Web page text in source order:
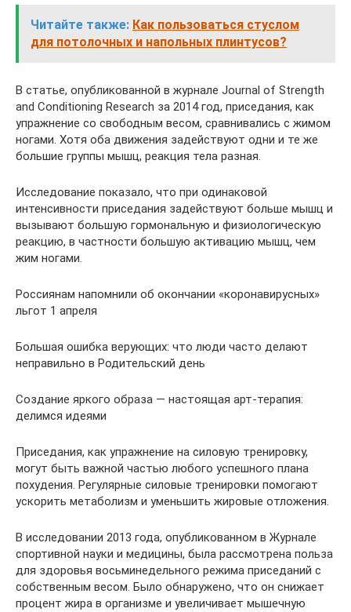
Читайте также: Как пользоваться стуслом
для потолочных и напольных плинтусов?
В статье, опубликованной в журнале Journal of Strength
and Conditioning Research за 2014 год, приседания, как
упражнение со свободным весом, сравнивались с жимом
ногами. Хотя оба движения задействуют одни и те же
большие группы мышц, реакция тела разная.
Исследование показало, что при одинаковой
интенсивности приседания задействуют больше мышц и
вызывают большую гормональную и физиологическую
реакцию, в частности большую активацию мышц, чем
жим ногами.
Россиянам напомнили об окончании «коронавирусных»
льгот 1 апреля
Большая ошибка верующих: что люди часто делают
неправильно в Родительский день
Создание яркого образа — настоящая арт-терапия:
делимся идеями
Приседания, как упражнение на силовую тренировку,
могут быть важной частью любого успешного плана
похудения. Регулярные силовые тренировки помогают
ускорить метаболизм и уменьшить жировые отложения.
В исследовании 2013 года, опубликованном в Журнале
спортивной науки и медицины, была рассмотрена польза
для здоровья восьминедельного режима приседаний с
собственным весом. Было обнаружено, что он снижает
процент жира в организме и увеличивает мышечную